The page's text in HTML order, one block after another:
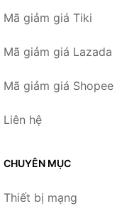
Mã giảm giá Tiki
Mã giảm giá Lazada
Mã giảm giá Shopee
Liên hệ
CHUYÊN MỤC
Thiết bị mạng